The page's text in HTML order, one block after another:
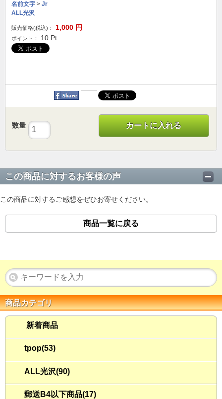
名前文字 > Jr
ALL光沢
販売価格(税込)： 1,000 円
ポイント： 10 Pt
数量 カートに入れる
この商品に対するお客様の声
この商品に対するご感想をぜひお寄せください。
商品一覧に戻る
商品カテゴリ
新着商品
tpop(53)
ALL光沢(90)
郵送B4以下商品(17)